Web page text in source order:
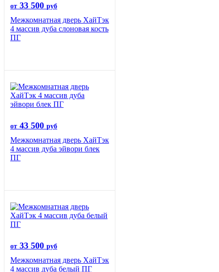
от 33 500 руб
Межкомнатная дверь ХайТэк
4 массив дуба слоновая кость
ПГ
от 43 500 руб
Межкомнатная дверь ХайТэк
4 массив дуба эйвори блек
ПГ
от 33 500 руб
Межкомнатная дверь ХайТэк
4 массив дуба белый ПГ